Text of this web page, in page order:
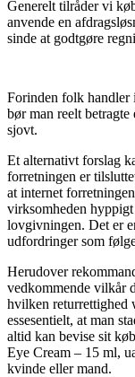
Generelt tilråder vi
anvende en
sinde at godtgøre
Forinden folk handler
bør man reelt
sjovt.
Et alternativt forslag
forretningen er
at internet
virksomheden
lovgivningen. Det er
udfordringer som
Herudover
vedkommende vilkår
hvilken returrettighed
essesentielt, at man
altid kan bevise sit
Eye Cream – 15 ml,
kvinde eller mand.